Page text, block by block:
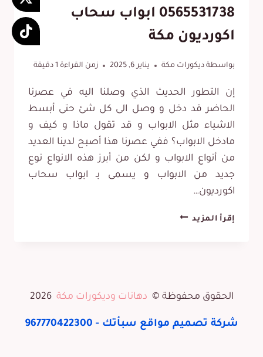
0565531738 ابواب سحاب
اكورديون مكة
بواسطة ديكورات مكة يناير 6, 2025 زمن القراءة دقيقة
إن التطور الحديث الذي وصلنا اليه في عصرنا
الحاضر قد دخل و وصل الى كل شئ حتى أبسط
الاشياء مثل الابواب و قد تقول ماذا و كيف و
مادخل الابواب؟ ففي عصرنا هذا أصبح لدينا العديد
من أنواع الابواب و لكن من أبرز هذه الانواع نوع
جديد من الابواب و يسمى بـ ابواب سحاب
اكورديون…
إقرأ المزيدتركيب
0565531738
الحقوق محفوظة © دهانات وديكورات مكة 2026
شركة تصميم مواقع سبأتك - 967770422300